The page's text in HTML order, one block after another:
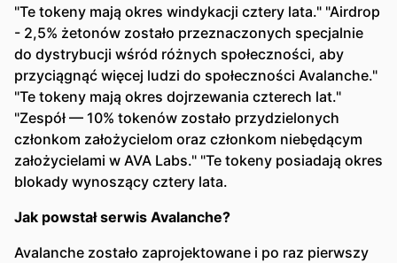
"Te tokeny mają okres windykacji cztery lata." "Airdrop
- 2,5% żetonów zostało przeznaczonych specjalnie
do dystrybucji wśród różnych społeczności, aby
przyciągnąć więcej ludzi do społeczności Avalanche."
"Te tokeny mają okres dojrzewania czterech lat."
"Zespół — 10% tokenów zostało przydzielonych
członkom założycielom oraz członkom niebędącym
założycielami w AVA Labs." "Te tokeny posiadają okres
blokady wynoszący cztery lata.
Jak powstał serwis Avalanche?
Avalanche zostało zaprojektowane i po raz pierwszy